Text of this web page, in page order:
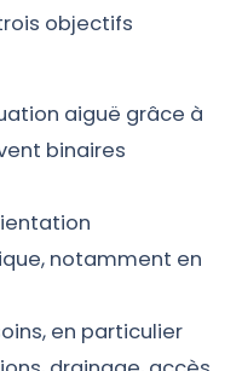
objectifs
aiguë grâce à
binaires
notamment en
en particulier